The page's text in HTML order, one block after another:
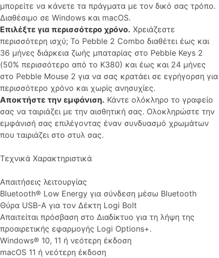
μπορείτε να κάνετε τα πράγματα με τον δικό σας τρόπο.
Διαθέσιμο σε Windows και macOS.
Επιλέξτε για περισσότερο χρόνο. Χρειάζεστε
περισσότερη ισχύ; Το Pebble 2 Combo διαθέτει έως και
36 μήνες διάρκεια ζωής μπαταρίας στο Pebble Keys 2
(50% περισσότερο από το K380) και έως και 24 μήνες
στο Pebble Mouse 2 για να σας κρατάει σε εγρήγορση για
περισσότερο χρόνο και χωρίς ανησυχίες.
Αποκτήστε την εμφάνιση. Κάντε ολόκληρο το γραφείο
σας να ταιριάζει με την αισθητική σας. Ολοκληρώστε την
εμφάνισή σας επιλέγοντας έναν συνδυασμό χρωμάτων
που ταιριάζει στο στυλ σας.
Τεχνικά Χαρακτηριστικά
Απαιτήσεις λειτουργίας
Bluetooth® Low Energy για σύνδεση μέσω Bluetooth
Θύρα USB-A για τον Δέκτη Logi Bolt
Απαιτείται πρόσβαση στο Διαδίκτυο για τη λήψη της
προαιρετικής εφαρμογής Logi Options+.
Windows® 10, 11 ή νεότερη έκδοση
macOS 11 ή νεότερη έκδοση